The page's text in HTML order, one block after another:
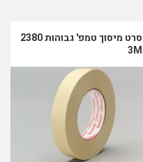
סרט מיסוך טמפ' גבוהות 2380
3M